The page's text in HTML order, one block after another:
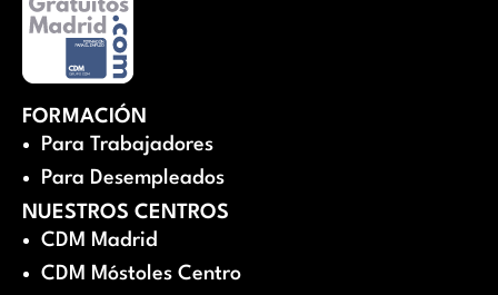
FORMACIÓN
Para Trabajadores
Para Desempleados
NUESTROS CENTROS
CDM Madrid
CDM Móstoles Centro